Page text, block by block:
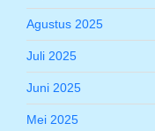
Agustus 2025
Juli 2025
Juni 2025
Mei 2025